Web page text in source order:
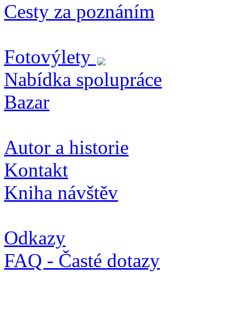
Cesty za poznáním
Fotovýlety
Nabídka spolupráce
Bazar
Autor a historie
Kontakt
Kniha návštěv
Odkazy
FAQ - Časté dotazy